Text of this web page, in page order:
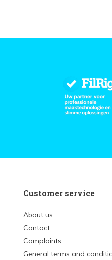
Customer service
About us
Contact
Complaints
General terms and